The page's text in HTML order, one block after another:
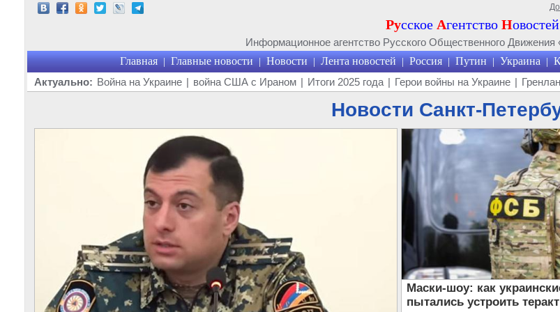
Русское Агентство Новостей
Информационное агентство Русского Общественного
Главная | Главные новости | Новости | Лента новостей | Россия | Путин | Украина |
Актуально: Война на Украине | война США с Ираном | Итоги 2025 года | Герои войны на Украине |
Новости Санкт-
Маски-шоу: как
пытались устроить